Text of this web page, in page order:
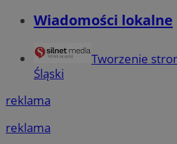
Wiadomości lokalne
Tworzenie
Śląski
reklama
reklama